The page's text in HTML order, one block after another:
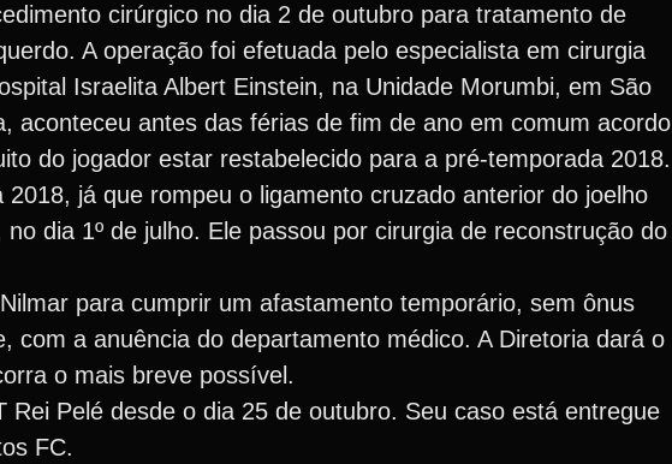
cirúrgico no dia 2 de outubro para tratamento de
A operação foi efetuada pelo especialista em cirurgia
Israelita Albert Einstein, na Unidade Morumbi, em São
aconteceu antes das férias de fim de ano em comum acordo
do jogador estar restabelecido para a pré-temporada 2018.
já que rompeu o ligamento cruzado anterior do joelho
dia 1º de julho. Ele passou por cirurgia de reconstrução do
para cumprir um afastamento temporário, sem ônus
com a anuência do departamento médico. A Diretoria dará o
o mais breve possível.
Pelé desde o dia 25 de outubro. Seu caso está entregue
FC.